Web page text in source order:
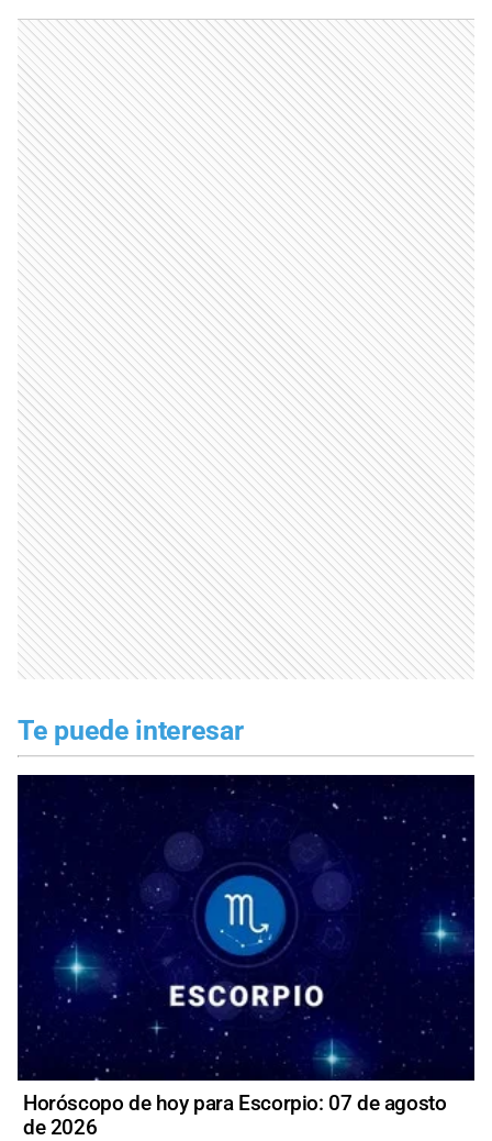
Te puede interesar
Horóscopo de hoy para Escorpio: 07 de agosto
de 2026